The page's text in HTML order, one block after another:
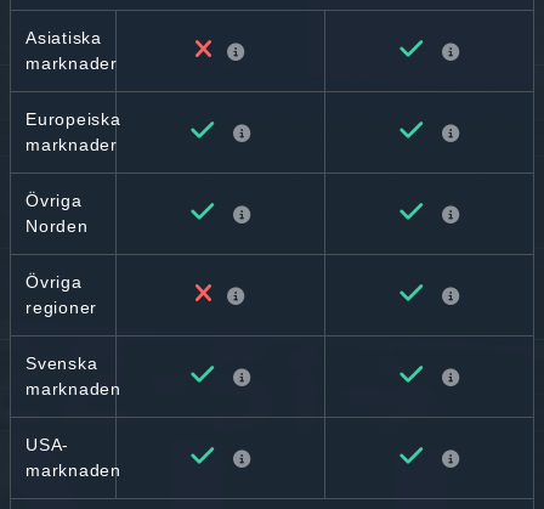
Asiatiska
marknader
Europeiska
marknader
Övriga
Norden
Övriga
regioner
Svenska
marknaden
USA-
marknaden